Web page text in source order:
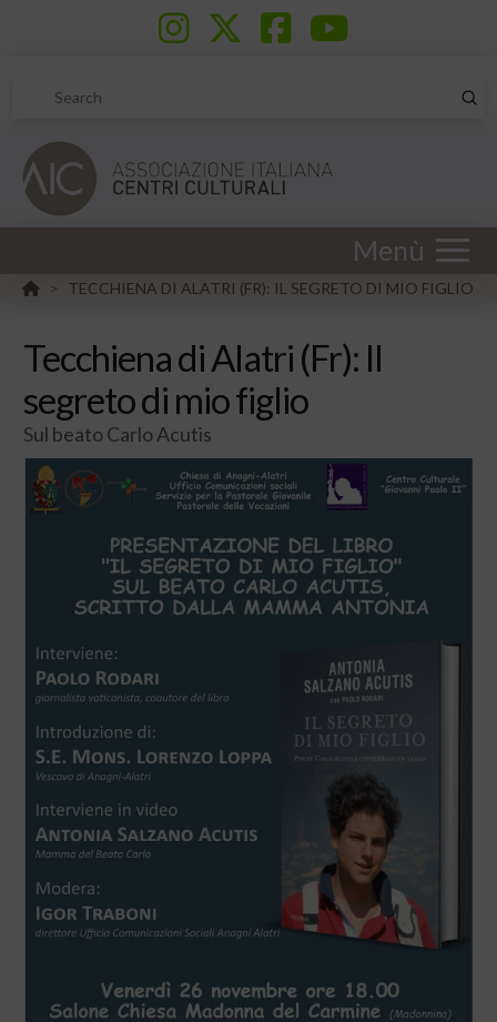
Search
Menù
HOME
> TECCHIENA DI ALATRI (FR): IL SEGRETO DI MIO FIGLIO
Tecchiena di Alatri (Fr): Il
segreto di mio figlio
Sul beato Carlo Acutis